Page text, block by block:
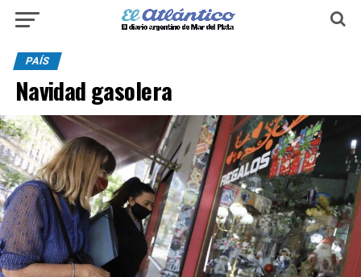
PAÍS
Navidad gasolera